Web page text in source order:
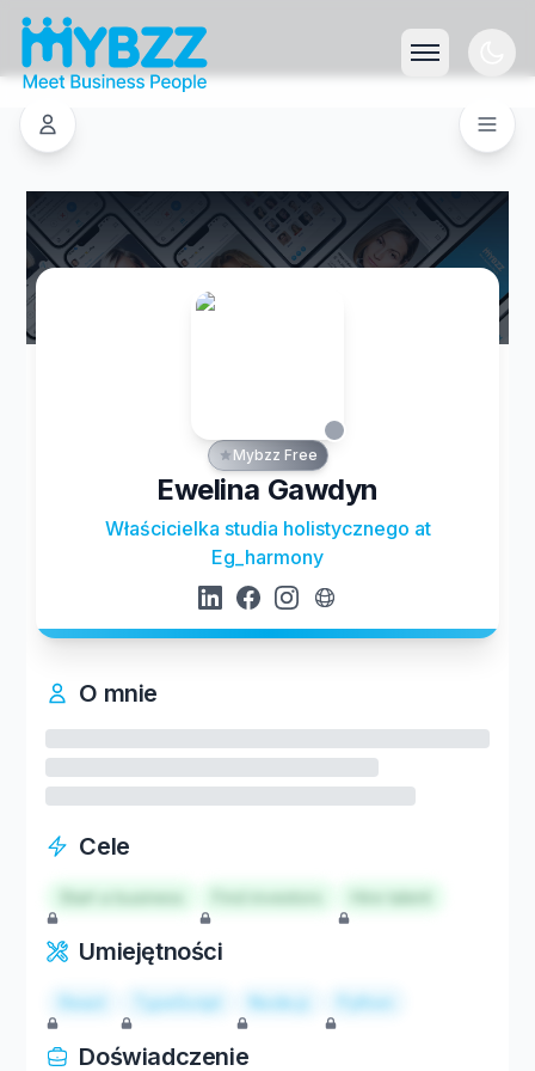
Mybzz Free
Ewelina Gawdyn
Właścicielka studia holistycznego at
Eg_harmony
O mnie
Cele
Start a business Hire talent
Umiejętności
React TypeScript Node.js Python
Doświadczenie